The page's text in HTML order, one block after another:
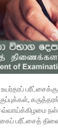
பரீட்சைத்